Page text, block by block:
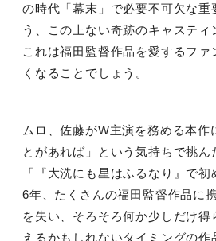
の時代「幕末」で必要不可欠な重
う、この上ない奇跡のキャスティ
これは福田監督作品を愛するファ
くなることでしょう。
ムロ、佐藤がW主演を務める本作
とがあれば」という気持ちで挑ん
「『大洗にも星はふるなり』で
6年、たくさんの福田監督作品に
を失い、そろそろ何か少しだけ得
えるかもしれないタイミングの作